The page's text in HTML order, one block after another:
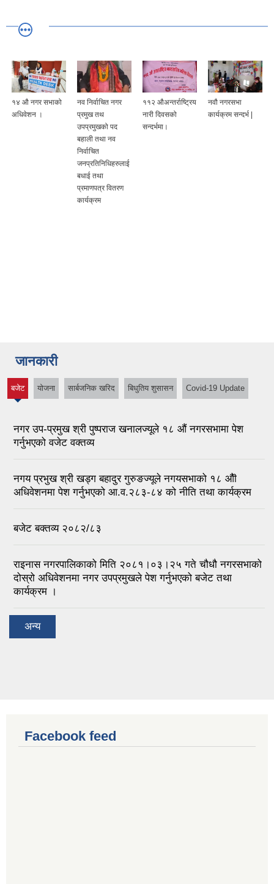
औ नगर सभाको
।
नव निर्वाचित नगर
प्रमुख तथ
उपप्रमुखको पद
बहाली तथा नव
निर्वाचित
जनप्रतिनिधिहरुलाई
बधाई तथा
प्रमाणपत्र वितरण
कार्यक्रम
११२ औअन्तर्राष्ट्रिय
नारी दिवसको
सन्दर्भमा।
नवौ नगरसभा
कार्यक्रम सन्दर्भ |
जानकारी
बजेट योजना सार्बजनिक खरिद बिधुतिय शुसासन Covid-19 Update
नगर उप-प्रमुख श्री पुष्पराज खनालज्यूले १८ ‌औं नगरसभामा पेश
गर्नुभएको वजेट वक्तव्य
नगय प्रभुख श्री खड्ग बहादुर गुरुङज्यूले नगयसभाको १८ औॊ
अधिवेशनमा पेश गर्नुभएको आ.व.२८३-८४ को नीति तथा कार्यक्रम
बजेट बक्तव्य २०८२/८३
राइनास नगरपालिकाको मिति २०८१।०३।२५ गते चौधौ नगरसभाको
दोस्रो अधिवेशनमा नगर उपप्रमुखले पेश गर्नुभएको बजेट तथा
कार्यक्रम ।
अन्य
Facebook feed